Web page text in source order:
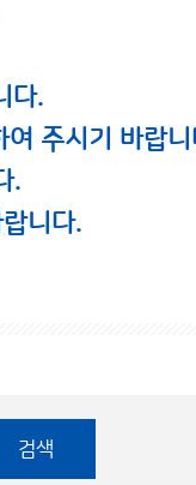
다.
주시기 바랍니
.
니다.
검색